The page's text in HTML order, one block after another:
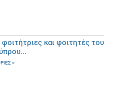
και φοιτητές του